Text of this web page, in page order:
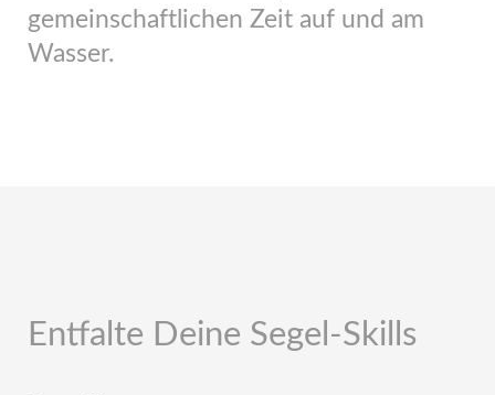
gemeinschaftlichen Zeit auf und am
Wasser.
Entfalte Deine Segel-Skills